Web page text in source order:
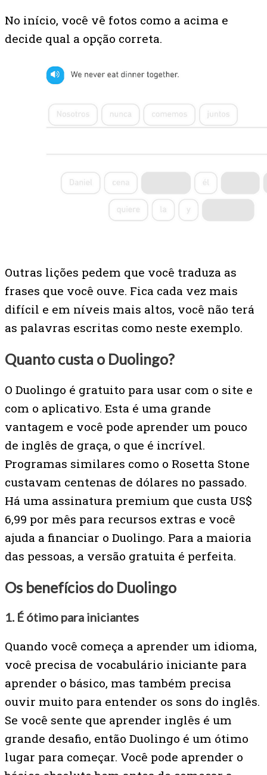
No início, você vê fotos como a acima e
decide qual a opção correta.
Outras lições pedem que você traduza as
frases que você ouve. Fica cada vez mais
difícil e em níveis mais altos, você não terá
as palavras escritas como neste exemplo.
Quanto custa o Duolingo?
O Duolingo é gratuito para usar com o site e
com o aplicativo. Esta é uma grande
vantagem e você pode aprender um pouco
de inglês de graça, o que é incrível.
Programas similares como o Rosetta Stone
custavam centenas de dólares no passado.
Há uma assinatura premium que custa US$
6,99 por mês para recursos extras e você
ajuda a financiar o Duolingo. Para a maioria
das pessoas, a versão gratuita é perfeita.
Os benefícios do Duolingo
1. É ótimo para iniciantes
Quando você começa a aprender um idioma,
você precisa de vocabulário iniciante para
aprender o básico, mas também precisa
ouvir muito para entender os sons do inglês.
Se você sente que aprender inglês é um
grande desafio, então Duolingo é um ótimo
lugar para começar. Você pode aprender o